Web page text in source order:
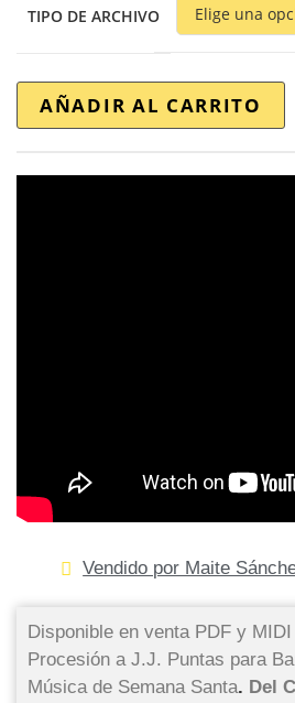
TIPO DE ARCHIVO
AÑADIR AL CARRITO
Vendido por Maite
Disponible en venta PDF y
Procesión a J.J. Puntas para
Música de Semana Santa. Del